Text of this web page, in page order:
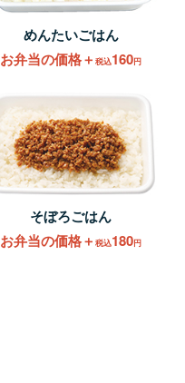
めんたいごはん
お弁当の価格＋税込160円
そぼろごはん
お弁当の価格＋税込180円